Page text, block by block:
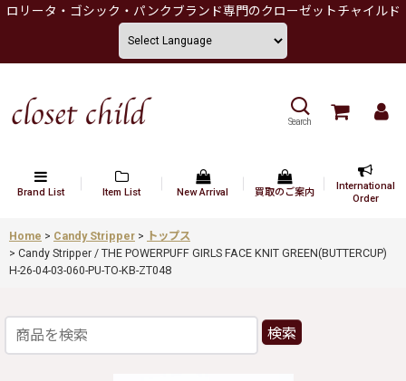
ロリータ・ゴシック・パンクブランド専門のクローゼットチャイルド
Search
Brand List Item List New Arrival 買取のご案内
International
Order
Home > Candy Stripper > トップス
> Candy Stripper / THE POWERPUFF GIRLS FACE KNIT GREEN(BUTTERCUP)
H-26-04-03-060-PU-TO-KB-ZT048
検索